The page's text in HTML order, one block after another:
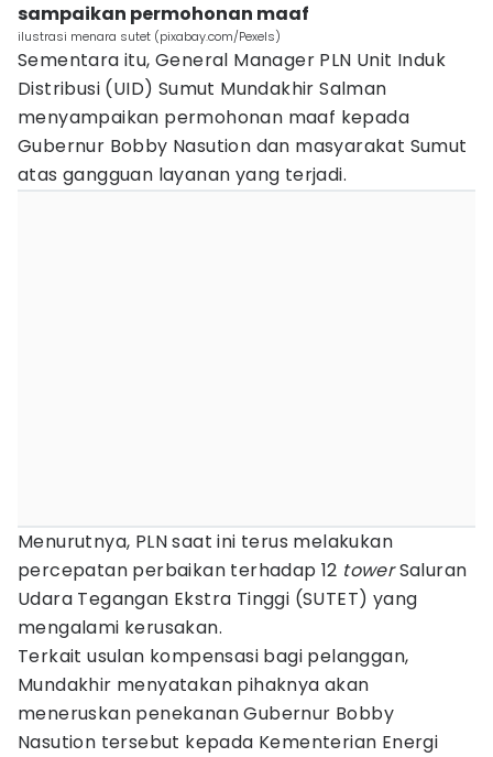
sampaikan permohonan maaf
ilustrasi menara sutet (pixabay.com/Pexels)
Sementara itu, General Manager PLN Unit Induk
Distribusi (UID) Sumut Mundakhir Salman
menyampaikan permohonan maaf kepada
Gubernur Bobby Nasution dan masyarakat Sumut
atas gangguan layanan yang terjadi.
Menurutnya, PLN saat ini terus melakukan
percepatan perbaikan terhadap 12 towerSaluran
Udara Tegangan Ekstra Tinggi (SUTET) yang
mengalami kerusakan.
Terkait usulan kompensasi bagi pelanggan,
Mundakhir menyatakan pihaknya akan
meneruskan penekanan Gubernur Bobby
Nasution tersebut kepada Kementerian Energi